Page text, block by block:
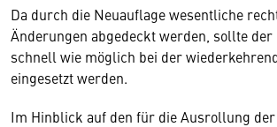
Da durch die Neuauflage wesentliche
Änderungen abgedeckt werden, sollte
schnell wie möglich bei der
eingesetzt werden.
Im Hinblick auf den für die Ausrollung